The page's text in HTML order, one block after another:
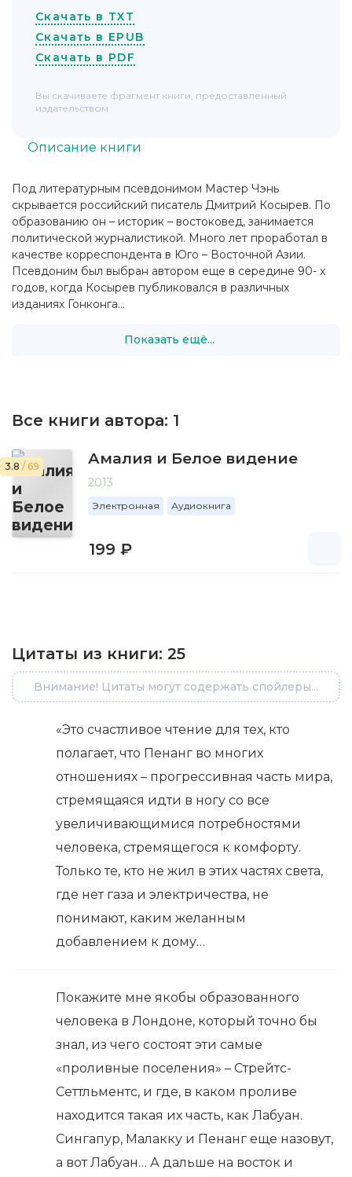
Под литературным псевдонимом Мастер Чэнь
скрывается российский писатель Дмитрий Косырев. По
образованию он – историк – востоковед, занимается
политической журналистикой. Много лет проработал в
качестве корреспондента в Юго – Восточной Азии.
Псевдоним был выбран автором еще в середине 90- х
годов, когда Косырев публиковался в различных
изданиях Гонконга...
Показать ещё...
Описание книги
Все книги автора: 1
3.8 / 69 Амалия и Белое видение
2013
Электронная Аудиокнига
199 ₽
Цитаты из книги: 25
Внимание! Цитаты могут содержать спойлеры...
«Это счастливое чтение для тех, кто
полагает, что Пенанг во многих
отношениях – прогрессивная часть мира,
стремящаяся идти в ногу со все
увеличивающимися потребностями
человека, стремящегося к комфорту.
Только те, кто не жил в этих частях света,
где нет газа и электричества, не
понимают, каким желанным
добавлением к дому…
Покажите мне якобы образованного
человека в Лондоне, который точно бы
знал, из чего состоят эти самые
«проливные поселения» – Стрейтс-
Сеттльментс, и где, в каком проливе
находится такая их часть, как Лабуан.
Сингапур, Малакку и Пенанг еще назовут,
а вот Лабуан… А дальше на восток и
Скачать в TXT
Скачать в EPUB
Скачать в PDF
Вы скачиваете фрагмент книги, предоставленный
издательством